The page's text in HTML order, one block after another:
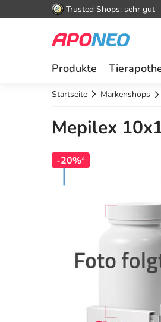
Trusted Shops: sehr gut
Produkte
Startseite Markenshops
Mepilex
-20%4